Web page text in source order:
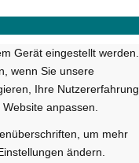
Gerät eingestellt werden.
wenn Sie unsere
Ihre Nutzererfahrung
anpassen.
um mehr
ändern.